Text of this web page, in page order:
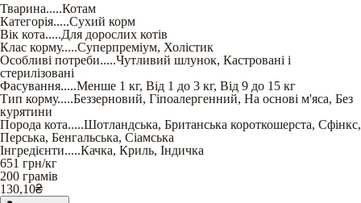
Тварина.....Котам
Категорія.....Сухий корм
Вік кота.....Для дорослих котів
Клас корму.....Суперпреміум, Холістик
Особливі потреби.....Чутливий шлунок, Кастровані і
стерилізовані
Фасування.....Менше 1 кг, Від 1 до 3 кг, Від 9 до 15 кг
Тип корму.....Беззерновий, Гіпоалергенний, На основі м'яса, Без
курятини
Порода кота.....Шотландська, Британська короткошерста, Сфінкс,
Перська, Бенгальська, Сіамська
Інгредієнти.....Качка, Криль, Індичка
651 грн/кг
200 грамів
130,10₴